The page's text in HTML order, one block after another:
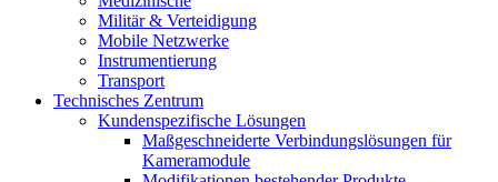
Militär & Verteidigung
Mobile Netzwerke
Instrumentierung
Transport
Technisches Zentrum
Kundenspezifische Lösungen
Maßgeschneiderte Verbindungslösungen für
Kameramodule